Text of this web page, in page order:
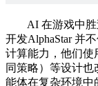
AI 在游戏中胜
开发AlphaStar 并
计算能力，他们使
同策略）等设计
能体在复杂环境中